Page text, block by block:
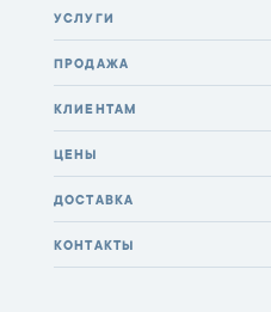
УСЛУГИ
ПРОДАЖА
КЛИЕНТАМ
ЦЕНЫ
ДОСТАВКА
КОНТАКТЫ